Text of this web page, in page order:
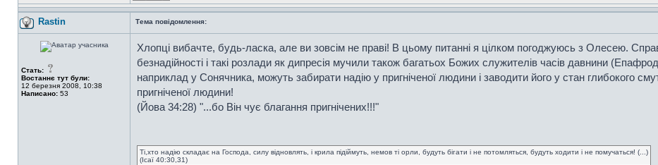
Rastin Тема повідомлення:
Стать:
Востаннє тут були:
12 березня 2008, 10:38
Написано: 53
Хлопці вибачте, будь-ласка, але ви зовсім не праві! В цьому питанні я цілком погоджуюсь з Олесею.
безнадійності і такі розлади як дипресія мучили також багатьох Божих служителів часів давнини
наприклад у Сонячника, можуть забирати надію у пригніченої людини і заводити його у стан глибокого
пригніченої людини!
(Йова 34:28) "...бо Він чує благання пригнічених!!!"
Ті,хто надію складає на Господа, силу відновлять, і крила підіймуть, немов ті орли, будуть бігати і не потомляться, будуть ходити і не помучаться! (...)
(Ісаї 40:30,31)